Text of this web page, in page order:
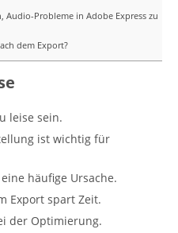
Audio-Probleme in Adobe Express zu
dem Export?
leise sein.
ist wichtig für
häufige Ursache.
Export spart Zeit.
der Optimierung.